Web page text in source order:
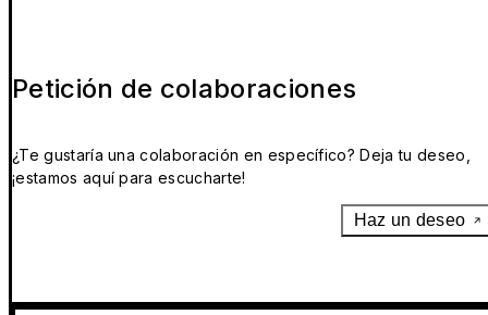
Petición de colaboraciones
¿Te gustaría una colaboración en específico? Deja tu deseo,
¡estamos aquí para escucharte!
Haz un deseo